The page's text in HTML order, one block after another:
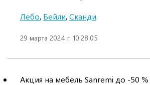
Лебо, Бейли,Сканди.
29 марта 2024 г. 10:28:05
Акция на мебель Sanremi до -50